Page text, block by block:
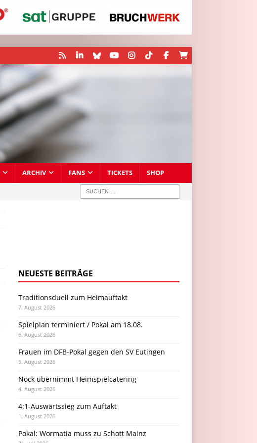
ARCHIV FANS TICKETS SHOP
NEUESTE BEITRÄGE
Traditionsduell zum Heimauftakt
7. August 2026
Spielplan terminiert / Pokal am 18.08.
6. August 2026
Frauen im DFB-Pokal gegen den SV Eutingen
5. August 2026
Nock übernimmt Heimspielcatering
4. August 2026
4:1-Auswärtssieg zum Auftakt
1. August 2026
Pokal: Wormatia muss zu Schott Mainz